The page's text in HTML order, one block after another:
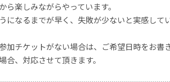
ら楽しみながらやっています。
になるまでが早く、失敗が少ないと実感してい
加チケットがない場合は、ご希望日時をお書
合、対応させて頂きます。